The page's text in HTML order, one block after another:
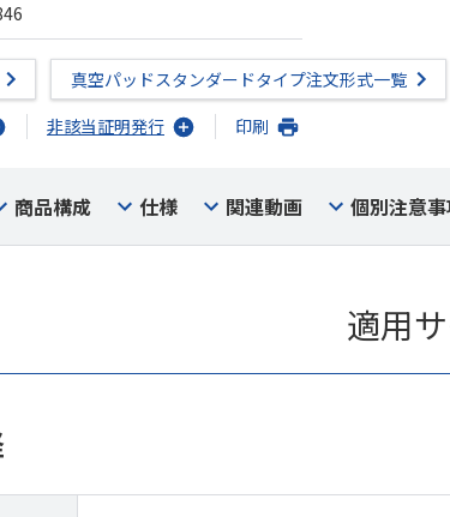
真空パッドスタンダードタイプ注文形式一覧
非該当証明発行 印刷
商品構成 仕様 関連動画 個別注意
適用